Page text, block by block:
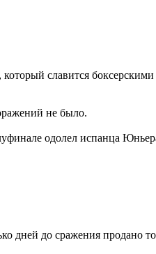
славится
не было.
одолел испанца
дней до сражения продано